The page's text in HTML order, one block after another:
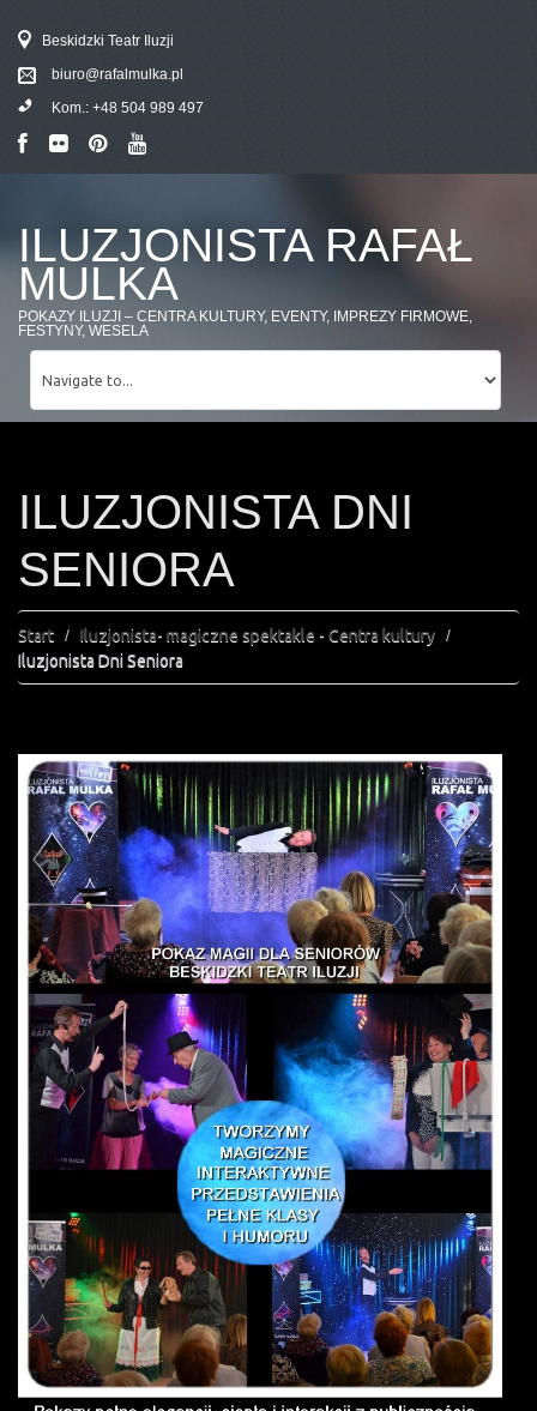
Beskidzki Teatr Iluzji
biuro@rafalmulka.pl
Kom.: +48 504 989 497
ILUZJONISTA RAFAŁ
MULKA
POKAZY ILUZJI – CENTRA KULTURY, EVENTY, IMPREZY FIRMOWE,
FESTYNY, WESELA
ILUZJONISTA DNI
SENIORA
Start
Iluzjonista- magiczne spektakle - Centra kultury
Iluzjonista Dni Seniora